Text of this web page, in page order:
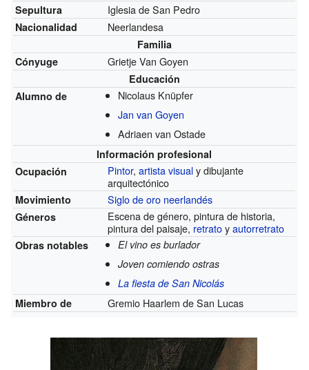
Sepultura Iglesia de San Pedro
Nacionalidad Neerlandesa
Familia
Cónyuge
Grietje Van Goyen
Educación
Alumno de
Nicolaus Knüpfer
Jan van Goyen
Adriaen van Ostade
Información profesional
Ocupación
Pintor,artista visualy dibujante
arquitectónico
Movimiento Siglo de oro neerlandés
Géneros
Escena de género, pintura de historia,
pintura del paisaje, retratoyautorretrato
Obras notables
El vino es burlador
Joven comiendo ostras
La fiesta de San Nicolás
Miembro de
Gremio Haarlem de San Lucas